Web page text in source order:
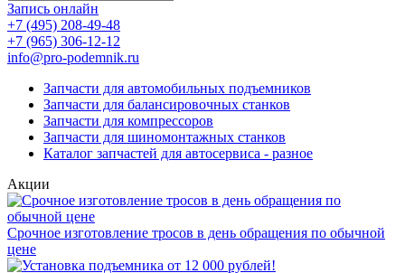
Запись онлайн
+7 (495) 208-49-48
+7 (965) 306-12-12
info@pro-podemnik.ru
Запчасти для автомобильных подъемников
Запчасти для балансировочных станков
Запчасти для компрессоров
Запчасти для шиномонтажных станков
Каталог запчастей для автосервиса - разное
Акции
Срочное изготовление тросов в день обращения по обычной
цене